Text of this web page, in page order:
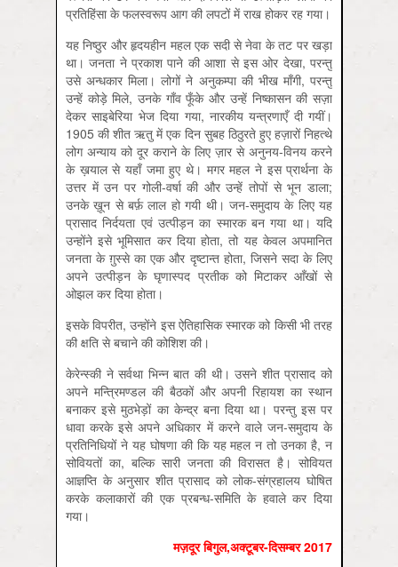
प्रतिहिंसा के फलस्वरूप आग की लपटों में राख होकर रह गया।
यह निष्ठुर और हृदयहीन महल एक सदी से नेवा के तट पर खड़ा
था। जनता ने प्रकाश पाने की आशा से इस ओर देखा, परन्तु
उसे अन्धकार मिला। लोगों ने अनुकम्पा की भीख माँगी, परन्तु
उन्हें कोड़े मिले, उनके गाँव फूँके और उन्हें निष्कासन की सज़ा
देकर साइबेरिया भेज दिया गया, नारकीय यन्त्रणाएँ दी गयीं।
1905 की शीत ऋतु में एक दिन सुबह ठिठुरते हुए हज़ारों निहत्थे
लोग अन्याय को दूर कराने के लिए ज़ार से अनुनय-विनय करने
के ख़याल से यहाँ जमा हुए थे। मगर महल ने इस प्रार्थना के
उत्तर में उन पर गोली-वर्षा की और उन्हें तोपों से भून डाला;
उनके ख़ून से बर्फ़ लाल हो गयी थी। जन-समुदाय के लिए यह
प्रासाद निर्दयता एवं उत्पीड़न का स्मारक बन गया था। यदि
उन्होंने इसे भूमिसात कर दिया होता, तो यह केवल अपमानित
जनता के ग़ुस्से का एक और दृष्टान्त होता, जिसने सदा के लिए
अपने उत्पीड़न के घृणास्पद प्रतीक को मिटाकर आँखों से
ओझल कर दिया होता।
इसके विपरीत, उन्होंने इस ऐतिहासिक स्मारक को किसी भी तरह
की क्षति से बचाने की कोशिश की।
केरेन्स्की ने सर्वथा भिन्न बात की थी। उसने शीत प्रासाद को
अपने मन्त्रिमण्डल की बैठकों और अपनी रिहायश का स्थान
बनाकर इसे मुठभेड़ों का केन्द्र बना दिया था। परन्तु इस पर
धावा करके इसे अपने अधिकार में करने वाले जन-समुदाय के
प्रतिनिधियों ने यह घोषणा की कि यह महल न तो उनका है, न
सोवियतों का, बल्कि सारी जनता की विरासत है। सोवियत
आज्ञप्ति के अनुसार शीत प्रासाद को लोक-संग्रहालय घोषित
करके कलाकारों की एक प्रबन्ध-समिति के हवाले कर दिया
गया।
मज़दूर बिगुल,अक्‍टूबर-दिसम्‍बर 2017